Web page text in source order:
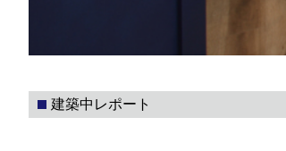
建築中レポート